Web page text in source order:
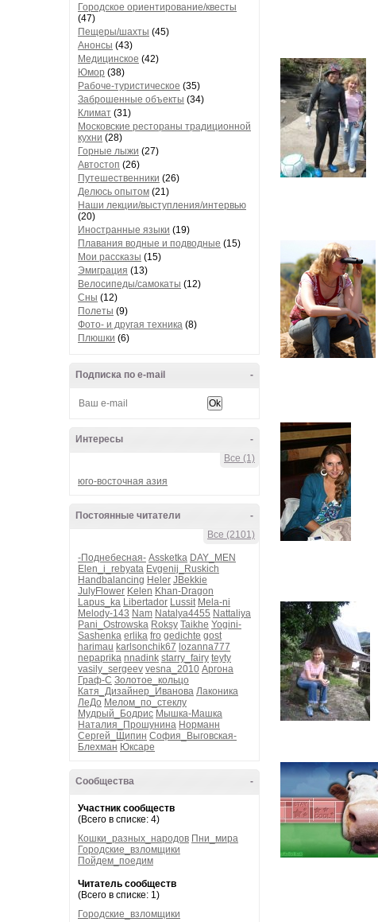
Городское ориентирование/квесты
(47)
Пещеры/шахты (45)
Анонсы (43)
Медицинское (42)
Юмор (38)
Рабоче-туристическое (35)
Заброшенные объекты (34)
Климат (31)
Московские рестораны традиционной
кухни (28)
Горные лыжи (27)
Автостоп (26)
Путешественники (26)
Делюсь опытом (21)
Наши лекции/выступления/интервью
(20)
Иностранные языки (19)
Плавания водные и подводные (15)
Мои рассказы (15)
Эмиграция (13)
Велосипеды/самокаты (12)
Сны (12)
Полеты (9)
Фото- и другая техника (8)
Плюшки (6)
-
Подписка по e-mail
-
Интересы
Все (1)
юго-восточная азия
-
Постоянные читатели
Все (2101)
-Поднебесная- Assketka DAY_MEN
Elen_i_rebyata Evgenij_Ruskich
Handbalancing Heler JBekkie
JulyFlower Kelen Khan-Dragon
Lapus_ka Libertador Lussit Mela-ni
Melody-143 Nam Natalya4455 Nattaliya
Pani_Ostrowska Roksy Taikhe Yogini-
Sashenka erlika fro gedichte gost
harimau karlsonchik67 lozanna777
nepaprika nnadink starry_fairy teyty
vasily_sergeev vesna_2010 Аргона
Граф-С Золотое_кольцо
Катя_Дизайнер_Иванова Лаконика
ЛеДо Мелом_по_стеклу
Мудрый_Бодрис Мышка-Машка
Наталия_Прошунина Норманн
Сергей_Щипин София_Выговская-
Блехман Юксаре
-
Сообщества
Участник сообществ
(Всего в списке: 4)
Кошки_разных_народов Пни_мира
Городские_взломщики
Пойдем_поедим
Читатель сообществ
(Всего в списке: 1)
Городские_взломщики